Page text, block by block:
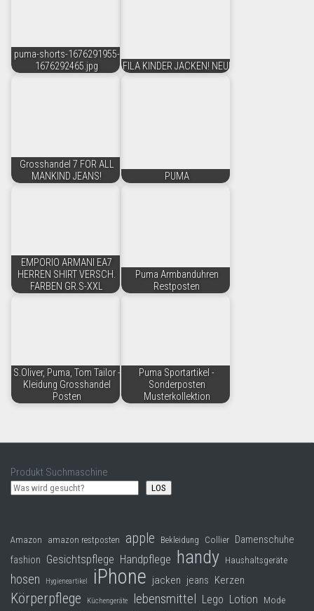
puma-shorts-1676291955-
1676292465.jpg
FILA KINDER JACKEN! NEU!
Grosshandel 7 FOR ALL
MANKIND JEANS!
PUMA
EMPORIO ARMANI EA7
HERREN SHIRT VERSCH.
FARBEN GR.S-XXL
Puma Armbanduhren
Restposten
S.Oliver, Puma, Tom Tailor -
Kleidung Grosshandel
Posten
Puma Sportartikel -
Sonderposten
Musterkollektion
Produkt Suchmaschine
LOS
Amazon amazon restposten apple Bekleidung Collier Damenschuhe
fashion Gesichtspflege Handpflege handy Haushaltsgeräte
hosen Hygieneartikel iPhone jacken jeans Kerzen
Körperpflege Küchengeräte lebensmittel Lego Lotion Mode